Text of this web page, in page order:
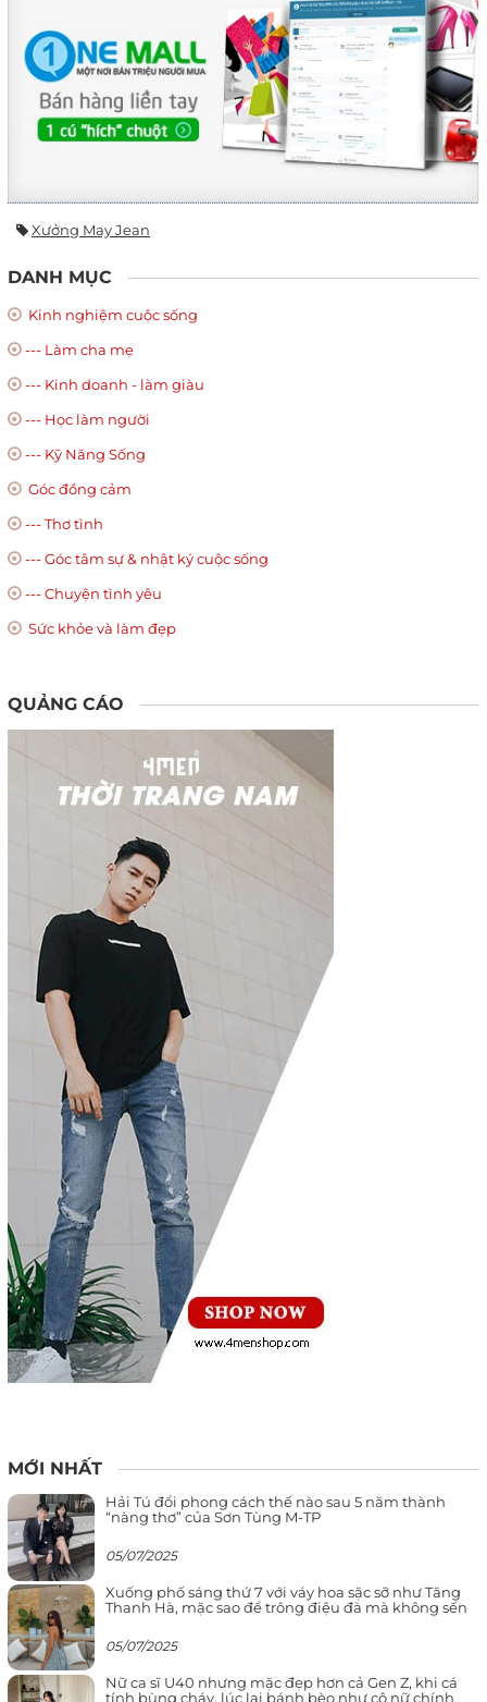
Xưởng May Jean
DANH MỤC
Kinh nghiệm cuộc sống
--- Làm cha mẹ
--- Kinh doanh - làm giàu
--- Học làm người
--- Kỹ Năng Sống
Góc đồng cảm
--- Thơ tình
--- Góc tâm sự & nhật ký cuộc sống
--- Chuyện tình yêu
Sức khỏe và làm đẹp
QUẢNG CÁO
MỚI NHẤT
Hải Tú đổi phong cách thế nào sau 5 năm thành
“nàng thơ” của Sơn Tùng M-TP
05/07/2025
Xuống phố sáng thứ 7 với váy hoa sặc sỡ như Tăng
Thanh Hà, mặc sao để trông điệu đà mà không sến
05/07/2025
Nữ ca sĩ U40 nhưng mặc đẹp hơn cả Gen Z, khi cá
tính bùng cháy, lúc lại bánh bèo như cô nữ chính